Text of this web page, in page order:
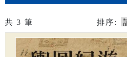
共 3 筆 排序: